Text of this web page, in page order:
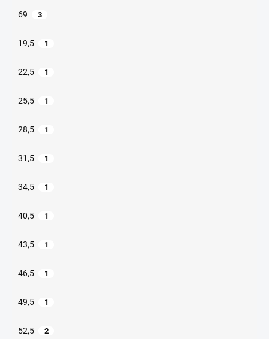
69 3
19,5 1
22,5 1
25,5 1
28,5 1
31,5 1
34,5 1
40,5 1
43,5 1
46,5 1
49,5 1
52,5 2